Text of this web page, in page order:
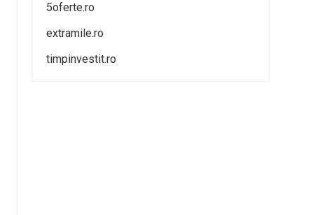
5oferte.ro
extramile.ro
timpinvestit.ro